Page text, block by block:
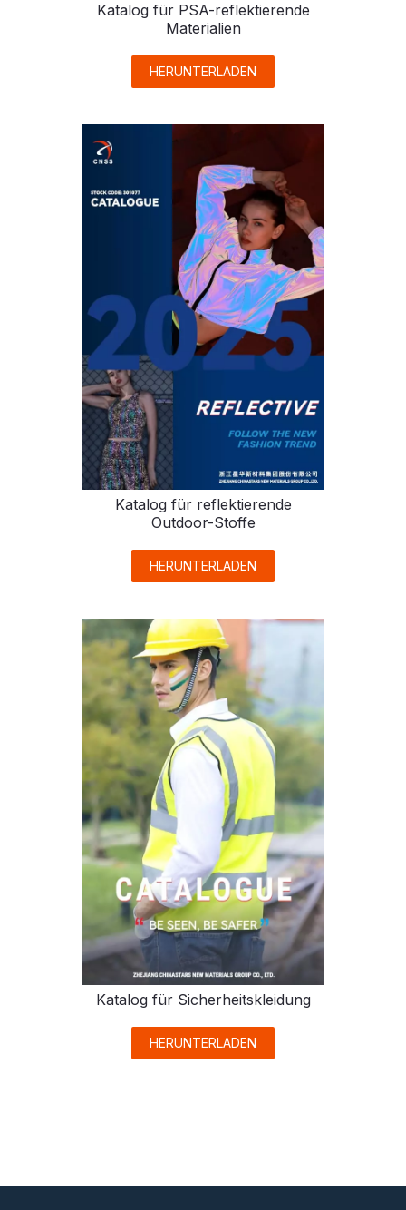
Katalog für PSA-reflektierende
Materialien
HERUNTERLADEN
Katalog für reflektierende
Outdoor-Stoffe
HERUNTERLADEN
Katalog für Sicherheitskleidung
HERUNTERLADEN